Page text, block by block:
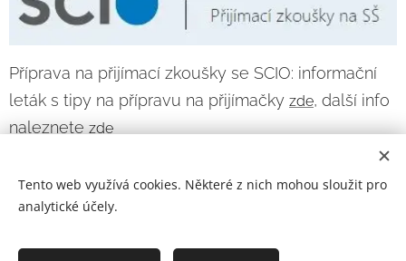
Příprava na přijímací zkoušky se SCIO: informační
leták s tipy na přípravu na přijímačky zde, další info
naleznetezde
Tento web využívá cookies. Některé z nich mohou sloužit pro
analytické účely.